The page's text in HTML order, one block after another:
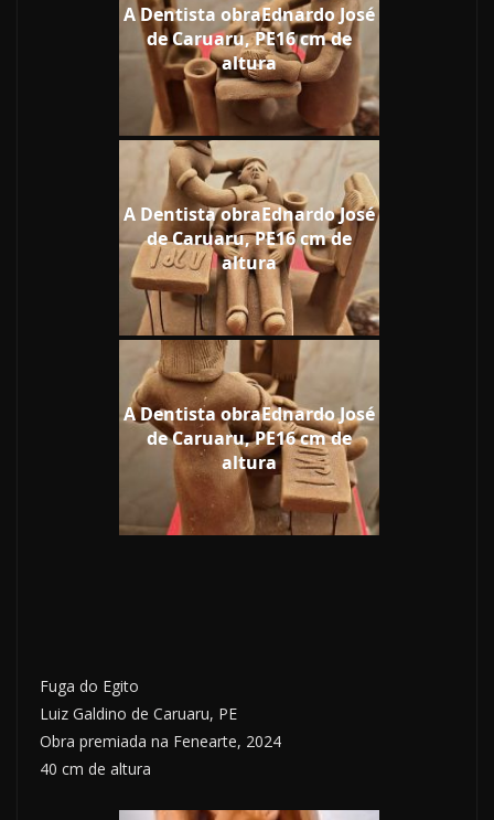
A Dentista obraEdnardo José
de Caruaru, PE16 cm de
altura
A Dentista obraEdnardo José
de Caruaru, PE16 cm de
altura
A Dentista obraEdnardo José
de Caruaru, PE16 cm de
altura
Fuga do Egito
Luiz Galdino de Caruaru, PE
Obra premiada na Fenearte, 2024
40 cm de altura